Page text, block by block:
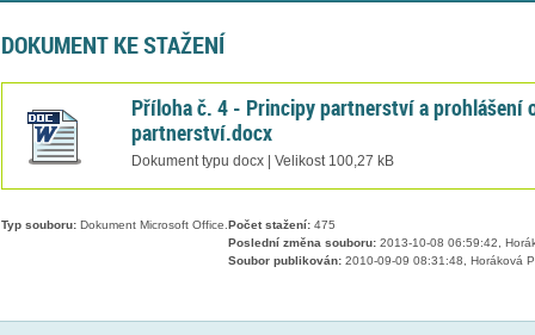
DOKUMENT KE STAŽENÍ
Příloha č. 4 - Principy partnerství a prohlášení
partnerství.docx
Dokument typu docx | Velikost 100,27 kB
Typ souboru:Dokument Microsoft Office. Počet stažení:475
Poslední změna souboru:2013-10-08 06:59:42,
Soubor publikován:2010-09-09 08:31:48, Horáková